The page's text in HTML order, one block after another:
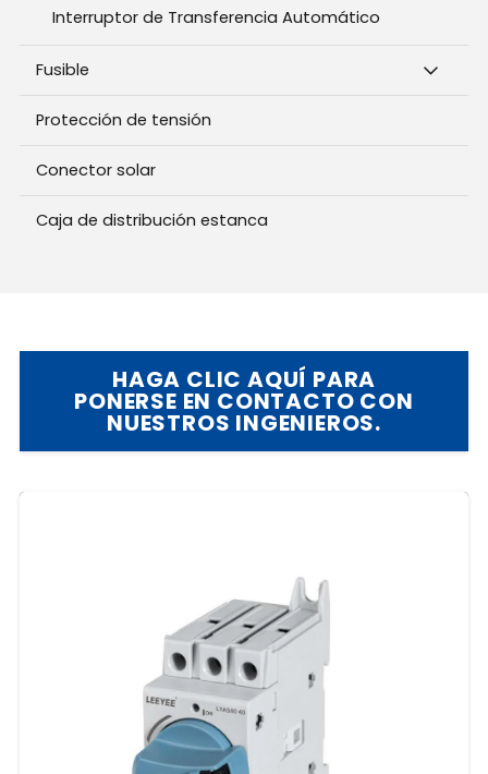
Interruptor de Transferencia Automático
Fusible
Protección de tensión
Conector solar
Caja de distribución estanca
HAGA CLIC AQUÍ PARA
PONERSE EN CONTACTO CON
NUESTROS INGENIEROS.